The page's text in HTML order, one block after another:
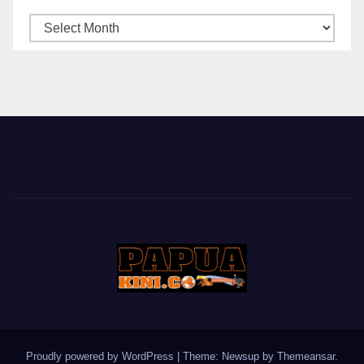
ARSIP
Proudly powered by WordPress Theme: Newsup by Themeansar.